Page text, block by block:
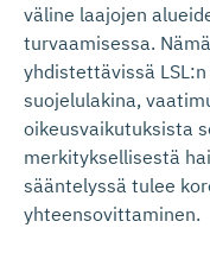
väline laajojen
turvaamisessa.
yhdistettävissä
suojelulakina,
oikeusvaikutuksista
merkityksellisestä
sääntelyssä tulee
yhteensovittaminen.